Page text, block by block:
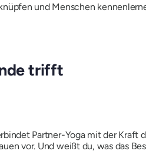
und Menschen
trifft
Partner-Yoga mit der Kraft
vor. Und weißt du, was das